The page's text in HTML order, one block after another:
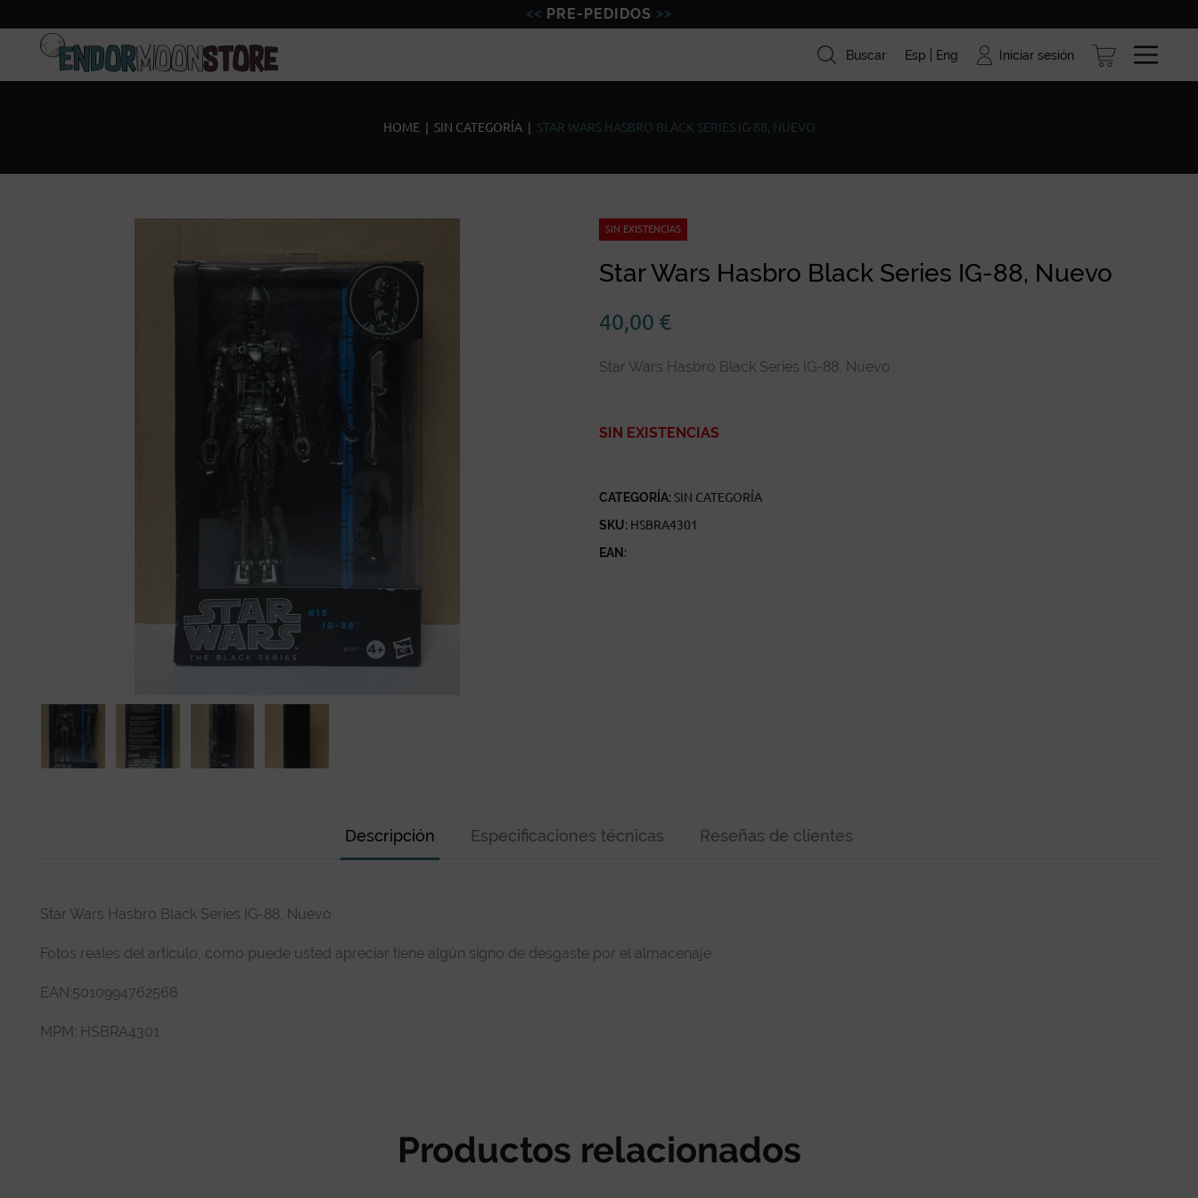
PRE-PEDIDOS
Inicio Pre-pedidos Figuras Miniaturas Modelismo Marcas Blog
Buscar Esp Eng Iniciar sesión
HOME SIN CATEGORÍA| STAR WARS HASBRO BLACK SERIES IG-88, NUEVO
SIN EXISTENCIAS
Star Wars Hasbro Black Series IG-88, Nuevo
40,00 €
Star Wars Hasbro Black Series IG-88, Nuevo
SIN EXISTENCIAS
CATEGORÍA: SIN CATEGORÍA
SKU: HSBRA4301
EAN:
Descripción Especificaciones técnicas Reseñas de clientes
Star Wars Hasbro Black Series IG-88, Nuevo
Fotos reales del articulo, como puede usted apreciar tiene algún signo de desgaste por el almacenaje
EAN:5010994762568
MPM: HSBRA4301
Productos relacionados